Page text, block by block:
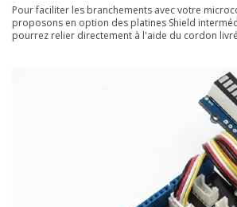
Pour faciliter les branchements avec votre
proposons en option des platines Shield
pourrez relier directement à l'aide du cordon